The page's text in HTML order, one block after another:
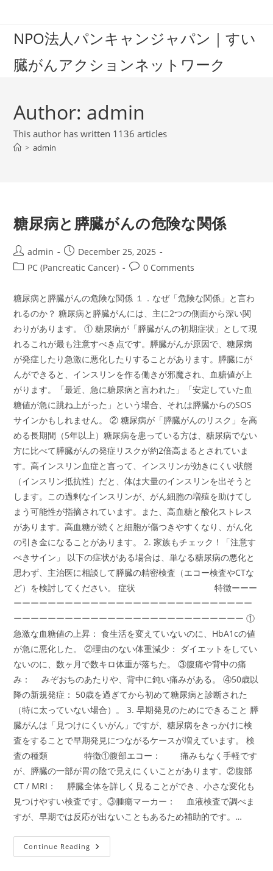
contentNPO法人パンキャンジャパン｜すい
臓がんアクションネットワーク
Author: admin
This author has written 1136 articles
> admin
糖尿病と膵臓がんの危険な関係
Post
author:
admin
Post
published:
December 25, 2025
PostPC (Pancreatic Cancer)
Post0 Comments
糖尿病と膵臓がんの危険な関係 １．なぜ「危険な関係」と言わ
れるのか？ 糖尿病と膵臓がんには、主に2つの側面から深い関
わりがあります。 ① 糖尿病が「膵臓がんの初期症状」として現
れるこれが最も注意すべき点です。膵臓がんが原因で、糖尿病
が発症したり急激に悪化したりすることがあります。膵臓にが
んができると、インスリンを作る働きが邪魔され、血糖値が上
がります。「最近、急に糖尿病と言われた」「安定していた血
糖値が急に跳ね上がった」という場合、それは膵臓からのSOS
サインかもしれません。 ② 糖尿病が「膵臓がんのリスク」を高
める長期間（5年以上）糖尿病を患っている方は、糖尿病でない
方に比べて膵臓がんの発症リスクが約2倍高まるとされていま
す。高インスリン血症と言って、インスリンが効きにくい状態
（インスリン抵抗性）だと、体は大量のインスリンを出そうと
します。この過剰なインスリンが、がん細胞の増殖を助けてし
まう可能性が指摘されています。また、高血糖と酸化ストレス
があります。高血糖が続くと細胞が傷つきやすくなり、がん化
の引き金になることがあります。 2. 家族もチェック！「注意す
べきサイン」 以下の症状がある場合は、単なる糖尿病の悪化と
思わず、主治医に相談して膵臓の精密検査（エコー検査やCTな
ど）を検討してください。 症状 特徴ーーー
ーーーーーーーーーーーーーーーーーーーーーーーーーーーー
ーーーーーーーーーーーーーーーーーーーーーーーーーーー ①
急激な血糖値の上昇： 食生活を変えていないのに、HbA1cの値
が急に悪化した。 ②理由のない体重減少： ダイエットをしてい
ないのに、数ヶ月で数キロ体重が落ちた。 ③腹痛や背中の痛
み： みぞおちのあたりや、背中に鈍い痛みがある。 ④50歳以
降の新規発症： 50歳を過ぎてから初めて糖尿病と診断された
（特に太っていない場合）。 3. 早期発見のためにできること 膵
臓がんは「見つけにくいがん」ですが、糖尿病をきっかけに検
査をすることで早期発見につながるケースが増えています。 検
査の種類 特徴①腹部エコー： 痛みもなく手軽です
が、膵臓の一部が胃の陰で見えにくいことがあります。②腹部
CT / MRI： 膵臓全体を詳しく見ることができ、小さな変化も
見つけやすい検査です。③腫瘍マーカー： 血液検査で調べま
すが、早期では反応が出ないこともあるため補助的です。…
Continue Reading 糖
尿